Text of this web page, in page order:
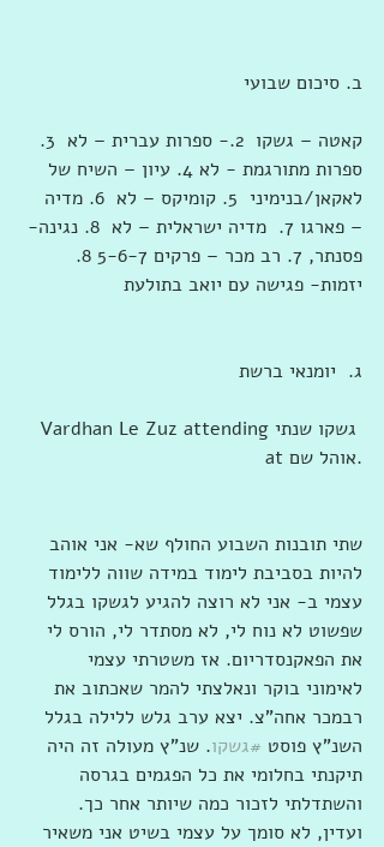
ב. סיכום שבועי
קאטה – גשקו  2.- ספרות עברית – לא  3.
ספרות מתורגמת - לא 4. עיון – השיח של
לאקאן/בנימיני  5. קומיקס – לא  6. מדיה
– פארגו 7.  מדיה ישראלית – לא  8. נגינה-
פסנתר, 7. רב מכר – פרקים 5-6-7 8.
יזמות- פגישה עם יואב בתולעת
ג.  יומנאי ברשת
‎Vardhan Le Zuz attending ‎גשקו שנתי‎
at ‎‎אוהל שם‎‎‎.
שתי תובנות השבוע החולף שא- אני אוהב
להיות בסביבת לימוד במידה שווה ללימוד
עצמי ב- אני לא רוצה להגיע לגשקו בגלל
שפשוט לא נוח לי, לא מסתדר לי, הורס לי
את הפאקנסדריום. אז משטרתי עצמי
לאימוני בוקר ונאלצתי להמר שאכתוב את
רבמכר אחה"צ. יצא ערב גלש ללילה בגלל
השנ"ץ פוסט #גשקו. שנ"ץ מעולה זה היה
תיקנתי בחלומי את כל הפגמים בגרסה
והשתדלתי לזכור כמה שיותר אחר כך.
ועדין, לא סומך על עצמי בשיט אני משאיר